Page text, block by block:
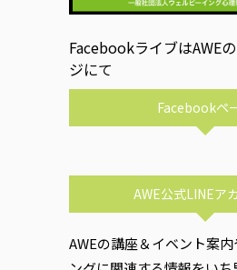
FacebookライブはAWE
ジにて
Facebookペ
AWE公式LINEア
AWEの講座＆イベント案